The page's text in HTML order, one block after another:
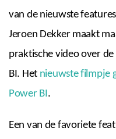
van de nieuwste
Jeroen Dekker maakt
praktische video over
BI. Het nieuwste filmpje
Power BI.
Een van de favoriete